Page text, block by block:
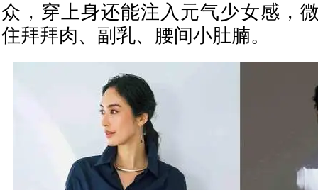
众，穿上身还能注入元气少女感，
住拜拜肉、副乳、腰间小肚腩。